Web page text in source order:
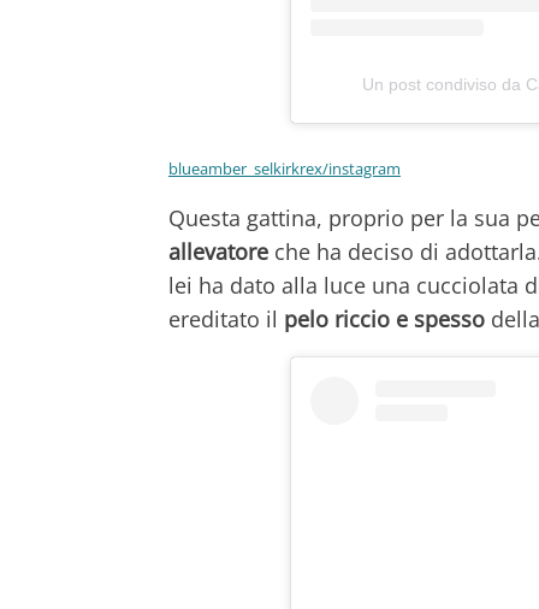
Un post condiviso da
blueamber_selkirkrex/instagram
Questa gattina, proprio per la sua
allevatore che ha deciso di
lei ha dato alla luce una cucciolata
ereditato il pelo riccio e spesso